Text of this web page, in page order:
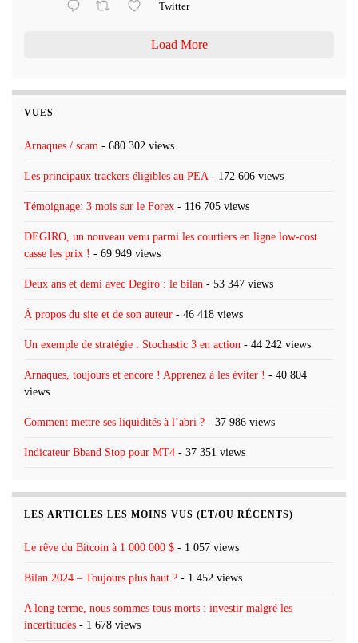
Twitter
Load More
VUES
Arnaques / scam - 680 302 views
Les principaux trackers éligibles au PEA - 172 606 views
Témoignage: 3 mois sur le Forex - 116 705 views
DEGIRO, un nouveau venu parmi les courtiers en ligne low-cost
casse les prix ! - 69 949 views
Deux ans et demi avec Degiro : le bilan - 53 347 views
À propos du site et de son auteur - 46 418 views
Un exemple de stratégie : Stochastic 3 en action - 44 242 views
Arnaques, toujours et encore ! Apprenez à les éviter ! - 40 804
views
Comment mettre ses liquidités à l’abri ? - 37 986 views
Indicateur Bband Stop pour MT4 - 37 351 views
LES ARTICLES LES MOINS VUS (ET/OU RÉCENTS)
Le rêve du Bitcoin à 1 000 000 $ - 1 057 views
Bilan 2024 – Toujours plus haut ? - 1 452 views
A long terme, nous sommes tous morts : investir malgré les
incertitudes - 1 678 views